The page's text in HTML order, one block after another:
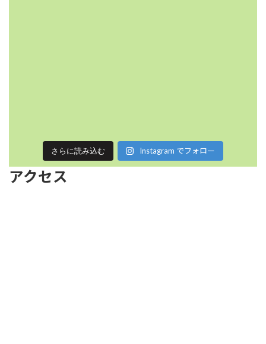
さらに読み込む Instagram でフォロー
アクセス